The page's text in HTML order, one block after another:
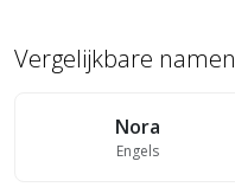
Vergelijkbare namen
Nora
Engels